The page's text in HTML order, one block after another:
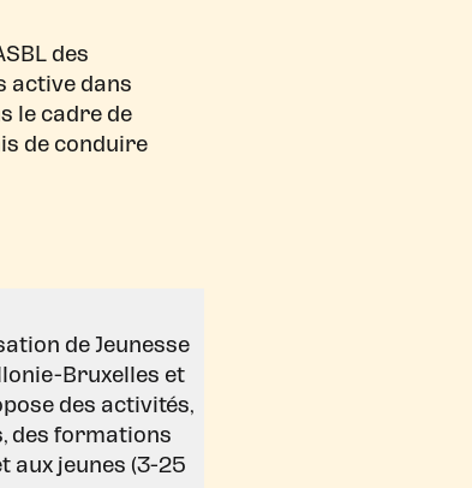
des
dans
le cadre de
de conduire
de Jeunesse
Bruxelles et
des activités,
des formations
aux jeunes (3-25